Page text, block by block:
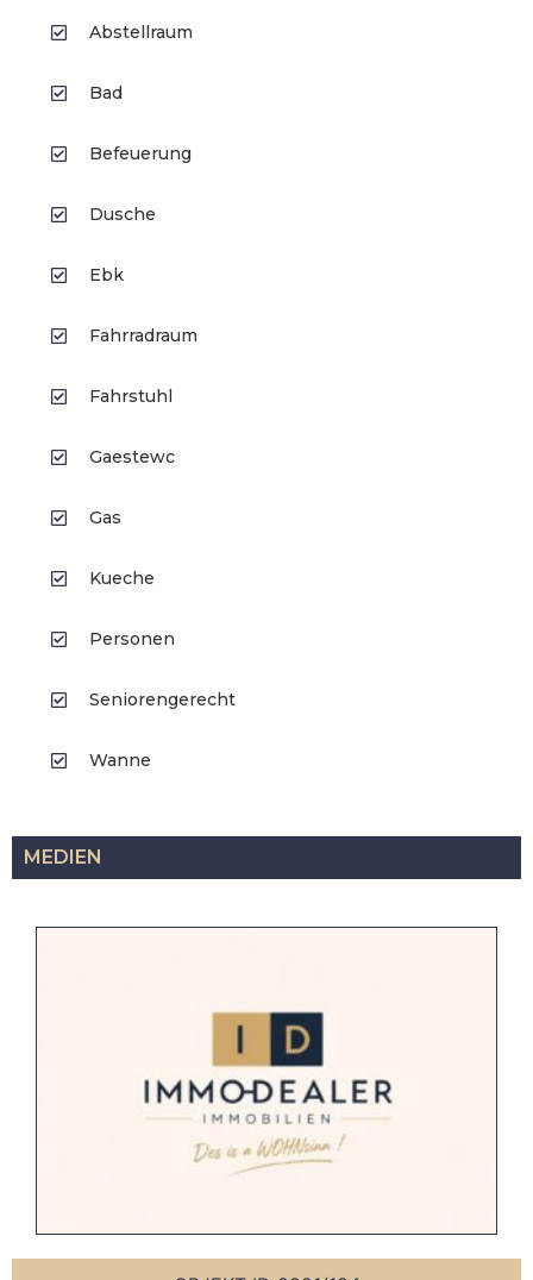
Abstellraum
Bad
Befeuerung
Dusche
Ebk
Fahrradraum
Fahrstuhl
Gaestewc
Gas
Kueche
Personen
Seniorengerecht
Wanne
MEDIEN